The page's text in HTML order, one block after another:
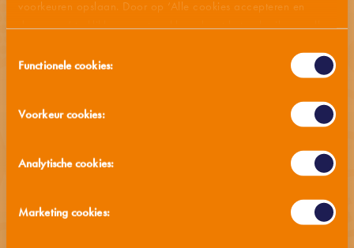
voorkeuren opslaan. Door op ‘Alle cookies accepteren en
doorgaan’ te klikken, gaat u akkoord met het gebruik van alle
Functionele cookies:
Voorkeur cookies:
Analytische cookies:
Marketing cookies:
MMM... AUSSI SAVOUREUX